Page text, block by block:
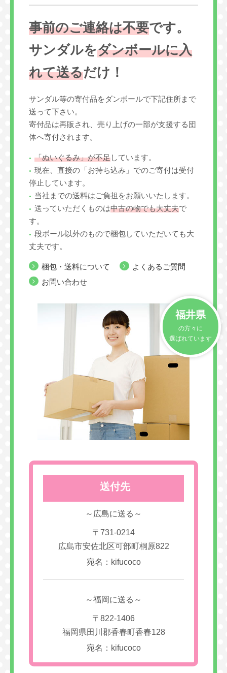
事前のご連絡は不要です。
サンダルをダンボールに入
れて送るだけ！
サンダル等の寄付品をダンボールで下記住所まで
送って下さい。
寄付品は再販され、売り上げの一部が支援する団
体へ寄付されます。
「ぬいぐるみ」が不足しています。
現在、直接の「お持ち込み」でのご寄付は受付
停止しています。
当社までの送料はご負担をお願いいたします。
送っていただくものは中古の物でも大丈夫で
す。
段ボール以外のもので梱包していただいても大
丈夫です。
梱包・送料について
よくあるご質問
お問い合わせ
福井県
の方々に
選ばれています
送付先
～広島に送る～
〒731-0214
広島市安佐北区可部町桐原822
宛名：kifucoco
～福岡に送る～
〒822-1406
福岡県田川郡香春町香春128
宛名：kifucoco